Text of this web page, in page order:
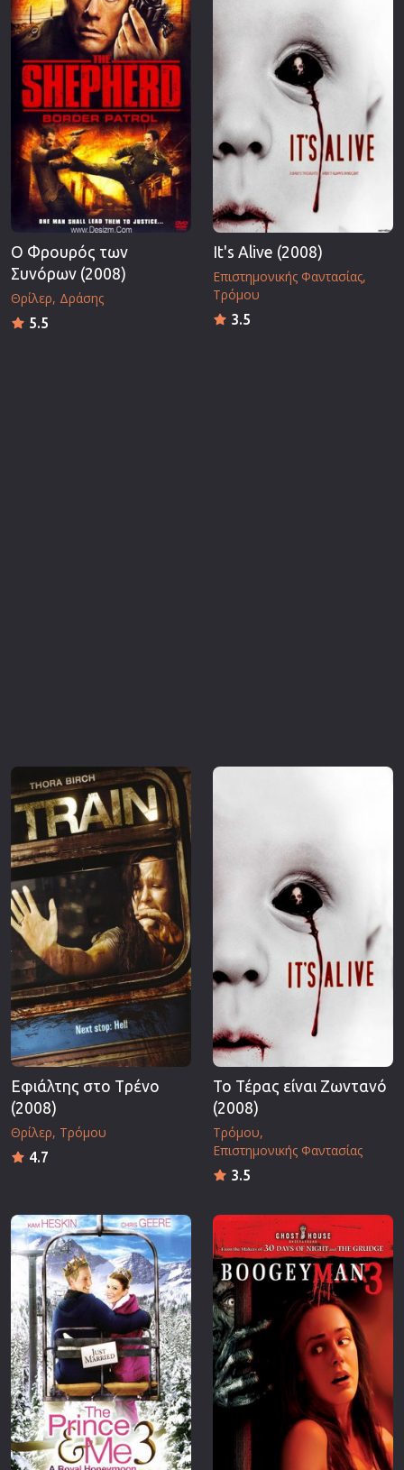
Ο Φρουρός των
Συνόρων (2008)
Θρίλερ Δράσης
5.5
It's Alive (2008)
Επιστημονικής Φαντασίας
Τρόμου
3.5
Εφιάλτης στο Tρένο
(2008)
Θρίλερ Τρόμου
4.7
Το Τέρας είναι Ζωντανό
(2008)
Τρόμου
Επιστημονικής Φαντασίας
3.5